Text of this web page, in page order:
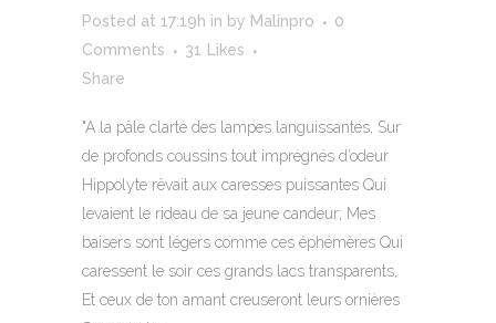
Posted at 17:19h in by Malinpro
0
Comments
31
Likes
Share
"A la pâle clarté des lampes languissantes, Sur
de profonds coussins tout imprégnés d’odeur
Hippolyte rêvait aux caresses puissantes Qui
levaient le rideau de sa jeune candeur; Mes
baisers sont légers comme ces éphémères Qui
caressent le soir ces grands lacs transparents,
Et ceux de ton amant creuseront leurs ornières